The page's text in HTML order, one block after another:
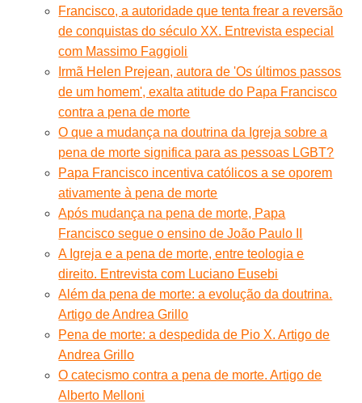
Francisco, a autoridade que tenta frear a reversão
de conquistas do século XX. Entrevista especial
com Massimo Faggioli
Irmã Helen Prejean, autora de 'Os últimos passos
de um homem', exalta atitude do Papa Francisco
contra a pena de morte
O que a mudança na doutrina da Igreja sobre a
pena de morte significa para as pessoas LGBT?
Papa Francisco incentiva católicos a se oporem
ativamente à pena de morte
Após mudança na pena de morte, Papa
Francisco segue o ensino de João Paulo II
A Igreja e a pena de morte, entre teologia e
direito. Entrevista com Luciano Eusebi
Além da pena de morte: a evolução da doutrina.
Artigo de Andrea Grillo
Pena de morte: a despedida de Pio X. Artigo de
Andrea Grillo
O catecismo contra a pena de morte. Artigo de
Alberto Melloni